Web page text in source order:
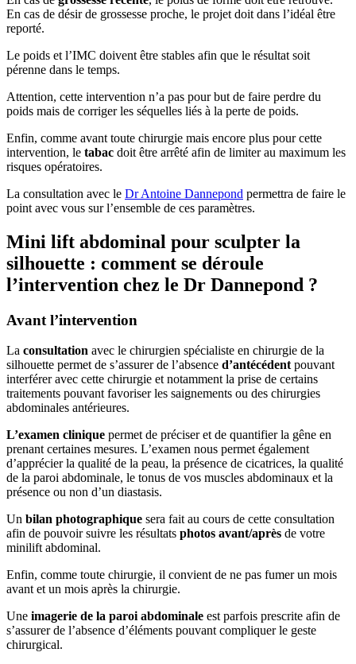
En cas de désir de grossesse proche, le projet doit dans l’idéal être
reporté.
Le poids et l’IMC doivent être stables afin que le résultat soit
pérenne dans le temps.
Attention, cette intervention n’a pas pour but de faire perdre du
poids mais de corriger les séquelles liés à la perte de poids.
Enfin, comme avant toute chirurgie mais encore plus pour cette
intervention, le tabac doit être arrêté afin de limiter au maximum les
risques opératoires.
La consultation avec le Dr Antoine Dannepond permettra de faire le
point avec vous sur l’ensemble de ces paramètres.
Mini lift abdominal pour sculpter la
silhouette : comment se déroule
l’intervention chez le Dr Dannepond ?
Avant l’intervention
La consultation avec le chirurgien spécialiste en chirurgie de la
silhouette permet de s’assurer de l’absence d’antécédentpouvant
interférer avec cette chirurgie et notamment la prise de certains
traitements pouvant favoriser les saignements ou des chirurgies
abdominales antérieures.
L’examen clinique permet de préciser et de quantifier la gêne en
prenant certaines mesures. L’examen nous permet également
d’apprécier la qualité de la peau, la présence de cicatrices, la qualité
de la paroi abdominale, le tonus de vos muscles abdominaux et la
présence ou non d’un diastasis.
Un bilan photographique sera fait au cours de cette consultation
afin de pouvoir suivre les résultats photos avant/après de votre
minilift abdominal.
Enfin, comme toute chirurgie, il convient de ne pas fumer un mois
avant et un mois après la chirurgie.
Une imagerie de la paroi abdominale est parfois prescrite afin de
s’assurer de l’absence d’éléments pouvant compliquer le geste
chirurgical.